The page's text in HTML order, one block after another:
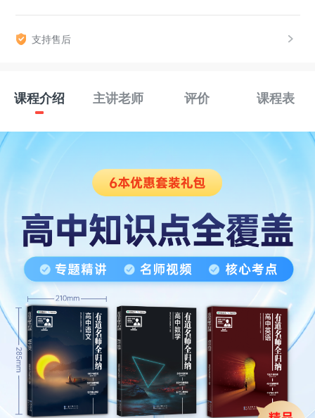
支持售后
课程介绍 主讲老师 评价 课程表